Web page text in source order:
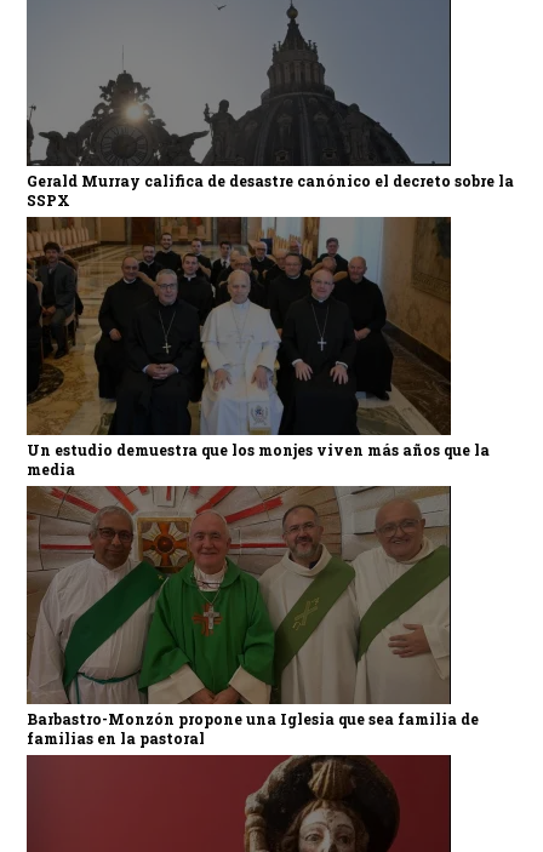
Gerald Murray califica de desastre canónico el decreto sobre la
SSPX
Un estudio demuestra que los monjes viven más años que la
media
Barbastro-Monzón propone una Iglesia que sea familia de
familias en la pastoral